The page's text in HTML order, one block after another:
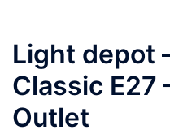
Light depot
Classic E27
Outlet